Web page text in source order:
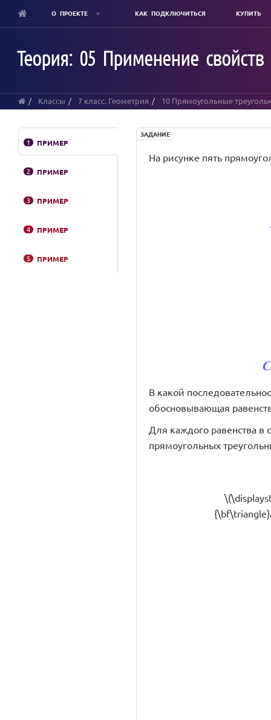
content
О ПРОЕКТЕ КАК ПОДКЛЮЧИТЬСЯ КУПИТЬ
Теория: 05 Применение
Классы 7 класс. Геометрия 10 Прямоугольные
1 ПРИМЕР
2 ПРИМЕР
3 ПРИМЕР
4 ПРИМЕР
5 ПРИМЕР
ЗАДАНИЕ
На рисунке пять
В какой
обосновывающая
Для каждого равенства в
прямоугольных